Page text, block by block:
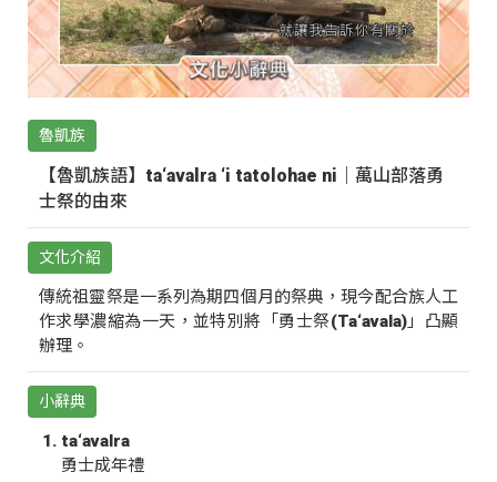
魯凱族
【魯凱族語】ta‘avalra ‘i tatolohae ni｜萬山部落勇
士祭的由來
文化介紹
傳統祖靈祭是一系列為期四個月的祭典，現今配合族人工
作求學濃縮為一天，並特別將「勇士祭(Ta‘avala)」凸顯
辦理。
小辭典
ta‘avalra
勇士成年禮